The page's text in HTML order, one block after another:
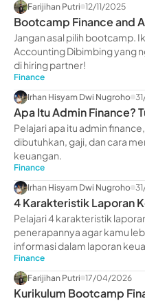
Farijihan Putri 12/11/2025
Bootcamp Finance and
Jaminan Internship
Jangan asal pilih bootcamp.
Accounting Dibimbing yang
di hiring partner!
Finance
Irhan Hisyam Dwi Nugroho
Apa Itu Admin Finance?
Pelajari apa itu admin
dibutuhkan, gaji, dan cara
keuangan.
Finance
Irhan Hisyam Dwi Nugroho
4 Karakteristik Laporan
Penerapannya
Pelajari 4 karakteristik
penerapannya agar kamu
informasi dalam laporan
Finance
Farijihan Putri 17/04/2026
Kurikulum Bootcamp